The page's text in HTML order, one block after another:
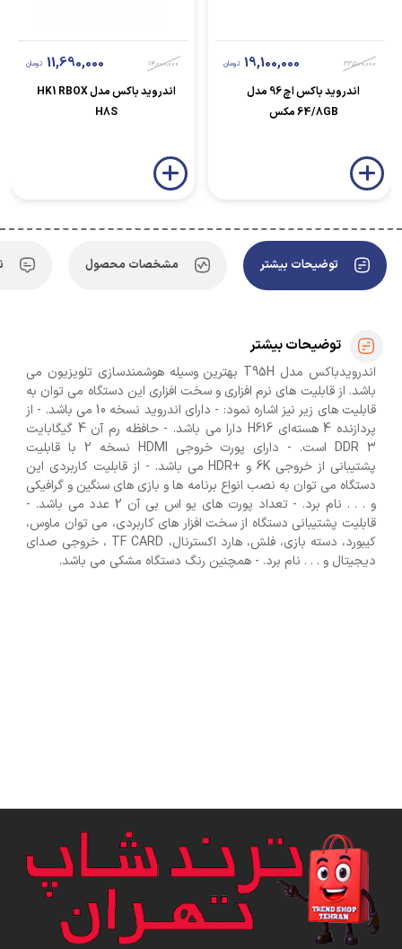
23,500,000
19,100,000 تومان
اندروید باکس اچ 96 مدل
64/8GB مکس
14,000,000
11,690,000 تومان
اندروید باکس مدل HK1 RBOX
H8S
توضیحات بیشتر مشخصات محصول
توضیحات بیشتر
اندرویدباکس مدل T95H بهترین وسیله هوشمندسازی تلویزیون می
باشد. از قابلیت های نرم افزاری و سخت افزاری این دستگاه می توان به
قابلیت های زیر نیز اشاره نمود: - دارای اندروید نسخه 10 می باشد. - از
پردازنده 4 هسته‌ای H616 دارا می باشد. - حافظه رم آن 4 گیگابایت
DDR 3 است. - دارای پورت خروجی HDMI نسخه 2 با قابلیت
پشتیبانی از خروجی 6K و‌ +HDR می باشد. - از قابلیت کاربردی این
دستگاه می توان به نصب انواع برنامه ها و بازی های سنگین و گرافیکی
و . . . نام برد. - تعداد پورت های یو اس بی آن 2 عدد می باشد. -
قابلیت پشتیبانی دستگاه از سخت افزار های کاربردی، می توان ماوس،
کیبورد، دسته بازی، فلش، هارد اکسترنال، TF CARD ، خروجی صدای
دیجیتال و . . . نام برد. - همچنین رنگ دستگاه مشکی می باشد.